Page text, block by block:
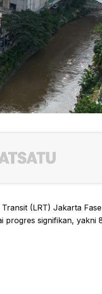
(LRT) Jakarta
progres signifikan, yakni